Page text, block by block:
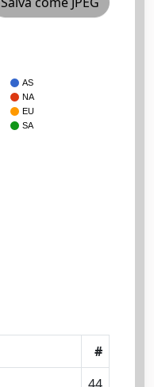
AS
NA
EU
SA
#